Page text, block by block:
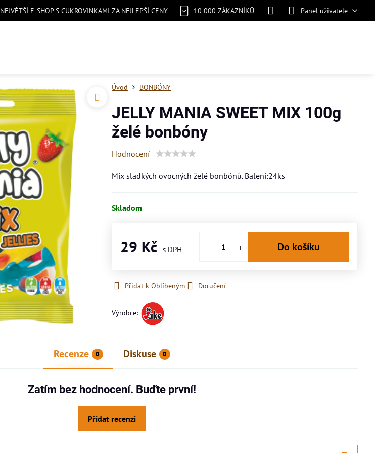
NEJVĚTŠÍ E-SHOP S CUKROVINKAMI ZA NEJLEPŠÍ CENY 10 000 ZÁKAZNÍKŮ Panel uživatele
Úvod BONBÓNY
JELLY MANIA SWEET MIX 100g
želé bonbóny
Hodnocení
Mix sladkých ovocných želé bonbónů. Balení:24ks
Skladom
29 Kč Do košíku
Přidat k Oblíbeným Doručení
Výrobce:
Recenze 0 Diskuse 0
Zatím bez hodnocení. Buďte první!
Přidat recenzi